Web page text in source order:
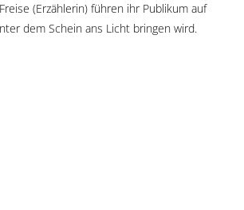
(Erzählerin) führen ihr Publikum auf
dem Schein ans Licht bringen wird.